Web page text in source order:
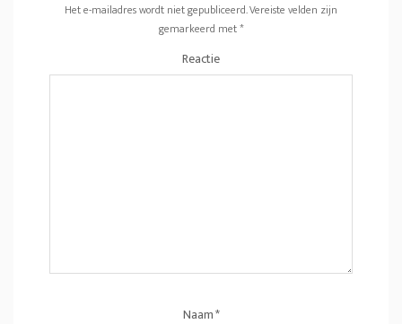
Het e-mailadres wordt niet gepubliceerd.Vereiste velden zijn
gemarkeerd met*
Reactie
Naam*